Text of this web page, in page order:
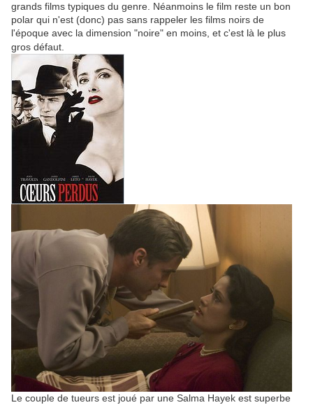
grands films typiques du genre. Néanmoins le film reste un bon
polar qui n'est (donc) pas sans rappeler les films noirs de
l'époque avec la dimension "noire" en moins, et c'est là le plus
gros défaut.
Le couple de tueurs est joué par une Salma Hayek est superbe